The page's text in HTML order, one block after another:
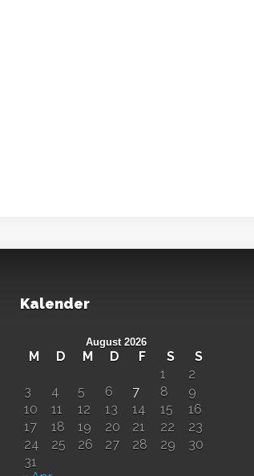
Kalender
August 2026
M D M D F S
S
1
2
3
4 5 6 7 8
9
10
11 12 13 14 15
16
17
18 19 20 21 22
23
24
25 26 27 28 29
30
31